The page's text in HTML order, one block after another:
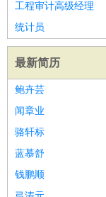
工程审计高级经理
统计员
最新简历
鲍卉芸
闻章业
骆轩标
蓝慕舒
钱鹏顺